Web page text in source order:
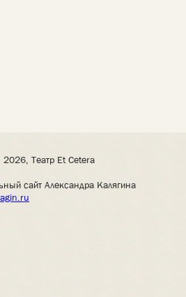
Театр Et Cetera
сайт Александра Калягина